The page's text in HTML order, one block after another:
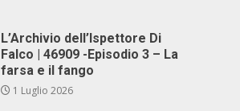
L’Archivio dell’Ispettore Di
Falco | 46909 -Episodio 3 – La
farsa e il fango
1 Luglio 2026